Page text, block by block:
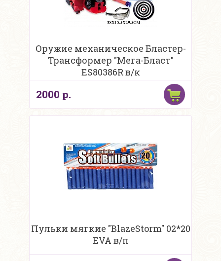
Оружие механическое Бластер-
Трансформер "Мега-Бласт"
ES80386R в/к
2000 р.
Пульки мягкие "BlazeStorm" 02*20
EVA в/п